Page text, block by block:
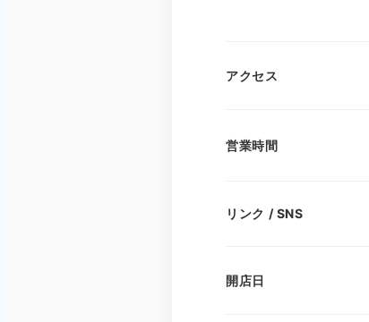
アクセス
営業時間
リンク / SNS
開店日